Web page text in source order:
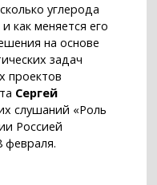
углерода
как меняется его
на основе
задач
проектов
Сергей
слушаний «Роль
Россией
февраля.